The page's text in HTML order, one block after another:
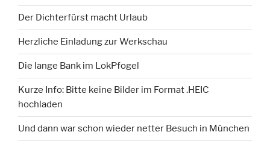
Der Dichterfürst macht Urlaub
Herzliche Einladung zur Werkschau
Die lange Bank im LokPfogel
Kurze Info: Bitte keine Bilder im Format .HEIC
hochladen
Und dann war schon wieder netter Besuch in München